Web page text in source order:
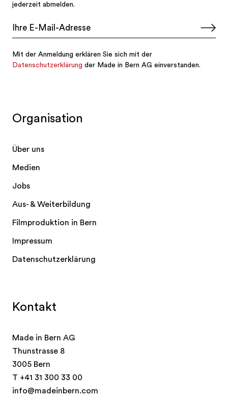
Kontakt
Made in Bern AG
Thunstrasse 8
3005 Bern
T +41 31 300 33 00
info@madeinbern.com
Organisation
Über uns
Medien
Jobs
Aus- & Weiterbildung
Filmproduktion in Bern
Impressum
Datenschutzerklärung